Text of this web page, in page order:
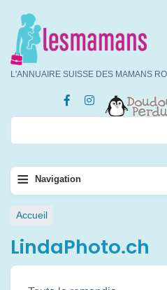
contenu
principal
L'ANNUAIRE SUISSE DES MAMANS
Rechercher
Navigation
principale
≡ Navigation
Fil
d'Ariane
Accueil
LindaPhoto.ch